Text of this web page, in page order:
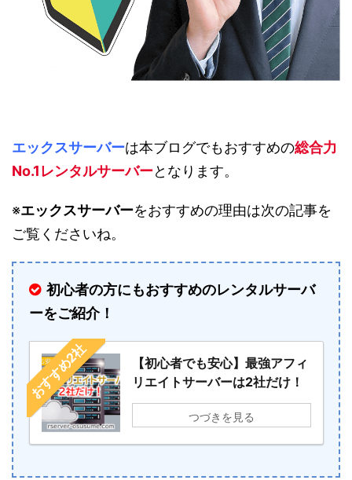
エックスサーバーは本ブログでもおすすめの総合力
No.1レンタルサーバーとなります。
※エックスサーバーをおすすめの理由は次の記事を
ご覧くださいね。
初心者の方にもおすすめのレンタルサーバ
ーをご紹介！
おすすめ2社
【初心者でも安心】最強アフィ
リエイトサーバーは2社だけ！
つづきを見る